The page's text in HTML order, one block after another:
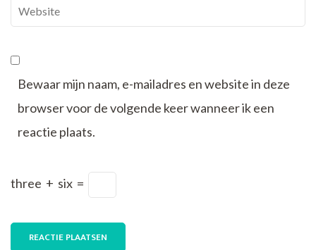
Website
Bewaar mijn naam, e-mailadres en website in deze
browser voor de volgende keer wanneer ik een
reactie plaats.
three + six =